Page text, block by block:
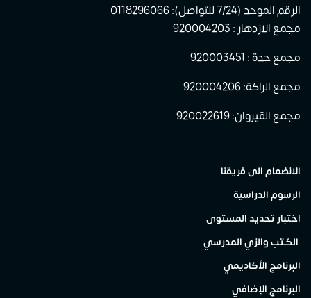
الرقم الموحد (7/24 للتواصل): 0118296066
مجمع الازدهار : 920004203
مجمع جدة : 920003451
مجمع الراكة: 920004206
مجمع القيروان: 920022619
الانضمام الى فريقنا
الرسوم الدراسية
اختبار تحديد المستوى
الكتب والزي المدرسي
البرنامج الأكاديمي
البرنامج الإضافي